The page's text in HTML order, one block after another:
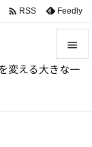
変える大きな一



 RSS Feedly